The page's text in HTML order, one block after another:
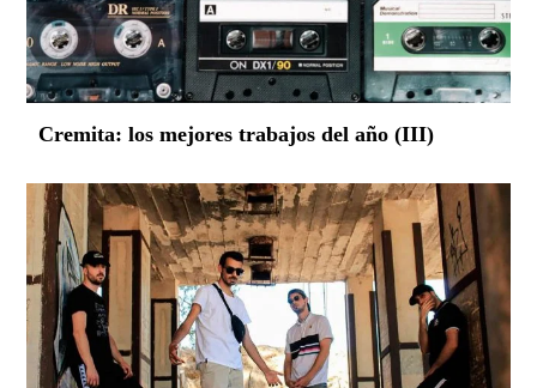
Cremita: los mejores trabajos del año (III)